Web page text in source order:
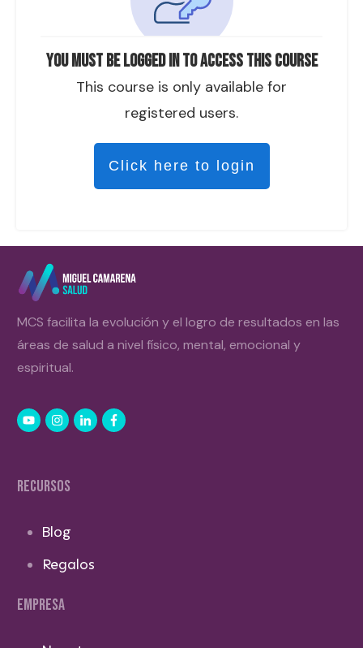
You must be logged in to access this course
This course is only available for
registered users.
Click here to login
MCS facilita la evolución y el logro de resultados en las
áreas de salud a nivel físico, mental, emocional y
espiritual.
RECURSOS
Blog
Regalos
EMPRESA